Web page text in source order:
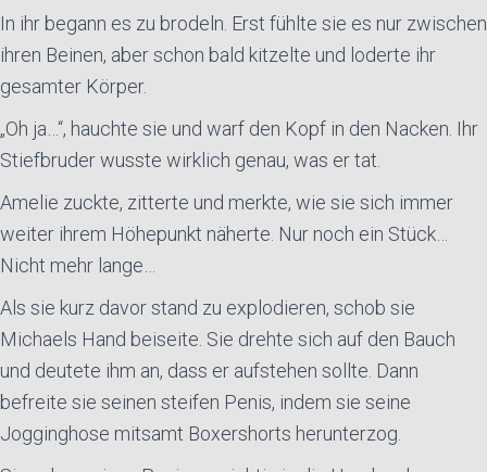
In ihr begann es zu brodeln. Erst fühlte sie es nur zwischen
ihren Beinen, aber schon bald kitzelte und loderte ihr
gesamter Körper.
„Oh ja…“, hauchte sie und warf den Kopf in den Nacken. Ihr
Stiefbruder wusste wirklich genau, was er tat.
Amelie zuckte, zitterte und merkte, wie sie sich immer
weiter ihrem Höhepunkt näherte. Nur noch ein Stück…
Nicht mehr lange…
Als sie kurz davor stand zu explodieren, schob sie
Michaels Hand beiseite. Sie drehte sich auf den Bauch
und deutete ihm an, dass er aufstehen sollte. Dann
befreite sie seinen steifen Penis, indem sie seine
Jogginghose mitsamt Boxershorts herunterzog.